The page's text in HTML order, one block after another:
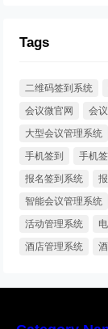
Tags
二维码签到系统
会议微官网
会
大型会议管理系统
手机签到
手机
报名签到系统
智能会议管理系统
活动管理系统
酒店管理系统